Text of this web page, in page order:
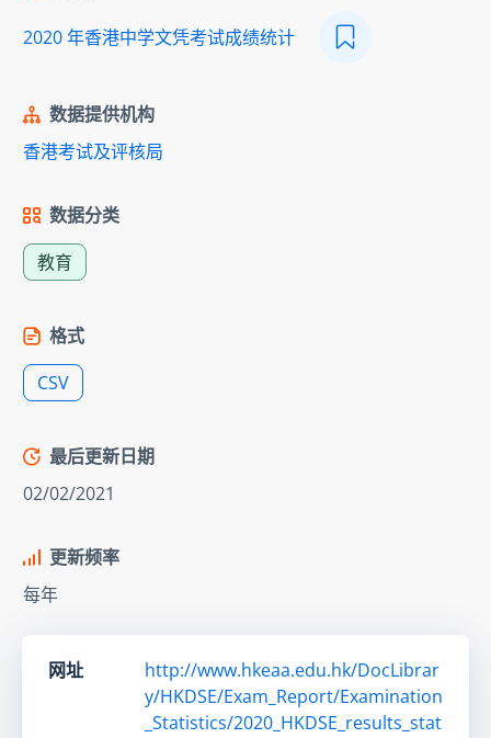
2020 年香港中学文凭考试成绩统计
数据提供机构
香港考试及评核局
数据分类
教育
格式
CSV
最后更新日期
02/02/2021
更新频率
每年
网址
http://www.hkeaa.edu.hk/DocLibrar
y/HKDSE/Exam_Report/Examination
_Statistics/2020_HKDSE_results_stat